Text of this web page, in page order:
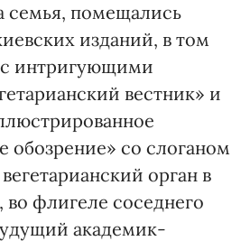
семья, помещались
изданий, в том
интригующими
вестник» и
обозрение» со слоганом
орган в
флигеле соседнего
академик-